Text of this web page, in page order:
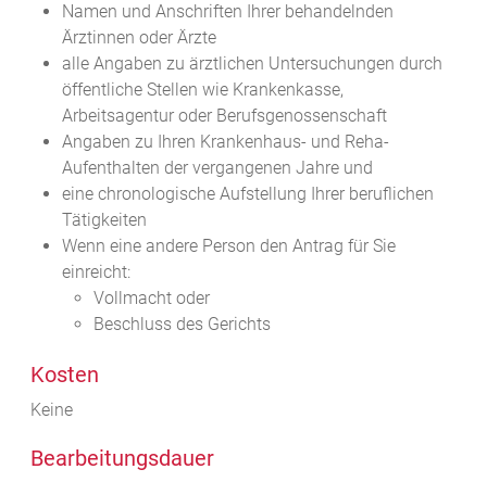
Namen und Anschriften Ihrer behandelnden
Ärztinnen oder Ärzte
alle Angaben zu ärztlichen Untersuchungen durch
öffentliche Stellen wie Krankenkasse,
Arbeitsagentur oder Berufsgenossenschaft
Angaben zu Ihren Krankenhaus- und Reha-
Aufenthalten der vergangenen Jahre und
eine chronologische Aufstellung Ihrer beruflichen
Tätigkeiten
Wenn eine andere Person den Antrag für Sie
einreicht:
Vollmacht oder
Beschluss des Gerichts
Kosten
Keine
Bearbeitungsdauer